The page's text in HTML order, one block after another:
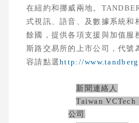
在紐約和挪威兩地。
式視訊、語音、及數據系統和
餘國，提供各項支援與加值服
斯路交易所的上市公司，代號
容請點選http://
新聞連絡人
Taiwan VCTech
公司